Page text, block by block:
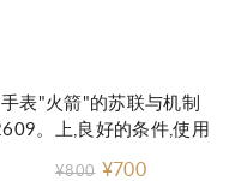
手表"火箭"的苏联与机制
。上,良好的条件,使用
¥800 ¥700